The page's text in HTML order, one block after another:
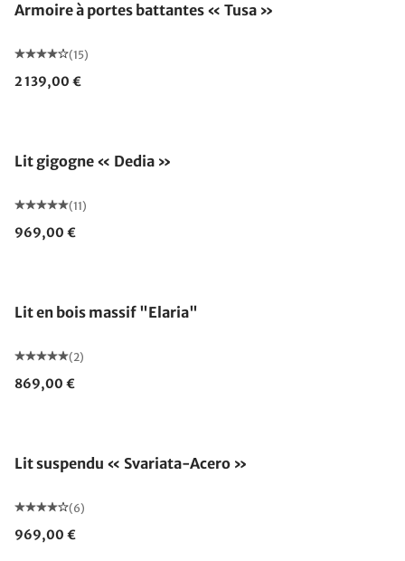
Armoire à portes battantes « Tusa »
(15)
2 139,00 €
Lit gigogne « Dedia »
(11)
969,00 €
Lit en bois massif "Elaria"
(2)
869,00 €
Lit suspendu « Svariata-Acero »
(6)
969,00 €